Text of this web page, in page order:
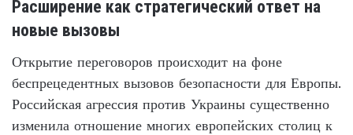
Расширение как стратегический ответ на
новые вызовы
Открытие переговоров происходит на фоне
беспрецедентных вызовов безопасности для Европы.
Российская агрессия против Украины существенно
изменила отношение многих европейских столиц к